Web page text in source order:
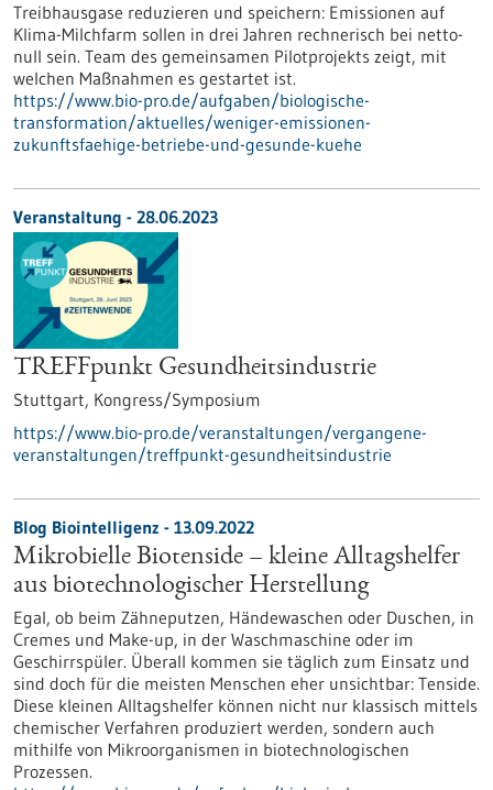
Treibhausgase reduzieren und speichern: Emissionen auf
Klima-Milchfarm sollen in drei Jahren rechnerisch bei netto-
null sein. Team des gemeinsamen Pilotprojekts zeigt, mit
welchen Maßnahmen es gestartet ist.
https://www.bio-pro.de/aufgaben/biologische-
transformation/aktuelles/weniger-emissionen-
zukunftsfaehige-betriebe-und-gesunde-kuehe
Veranstaltung - 28.06.2023
TREFFpunkt Gesundheitsindustrie
Stuttgart, Kongress/Symposium
https://www.bio-pro.de/veranstaltungen/vergangene-
veranstaltungen/treffpunkt-gesundheitsindustrie
Blog Biointelligenz - 13.09.2022
Mikrobielle Biotenside – kleine Alltagshelfer
aus biotechnologischer Herstellung
Egal, ob beim Zähneputzen, Händewaschen oder Duschen, in
Cremes und Make-up, in der Waschmaschine oder im
Geschirrspüler. Überall kommen sie täglich zum Einsatz und
sind doch für die meisten Menschen eher unsichtbar: Tenside.
Diese kleinen Alltagshelfer können nicht nur klassisch mittels
chemischer Verfahren produziert werden, sondern auch
mithilfe von Mikroorganismen in biotechnologischen
Prozessen.